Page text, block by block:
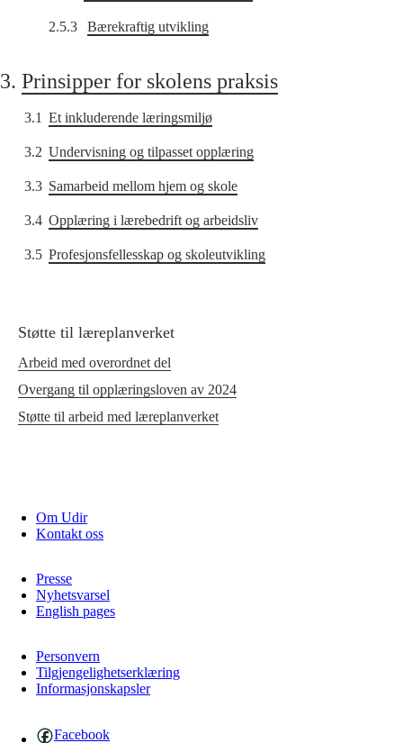
2.5.3 Bærekraftig utvikling
3. Prinsipper for skolens praksis
3.1 Et inkluderende læringsmiljø
3.2 Undervisning og tilpasset opplæring
3.3 Samarbeid mellom hjem og skole
3.4 Opplæring i lærebedrift og arbeidsliv
3.5 Profesjonsfellesskap og skoleutvikling
Støtte til læreplanverket
Arbeid med overordnet del
Overgang til opplæringsloven av 2024
Støtte til arbeid med læreplanverket
Om Udir
Kontakt oss
Presse
Nyhetsvarsel
English pages
Personvern
Tilgjengelighetserklæring
Informasjonskapsler
Facebook